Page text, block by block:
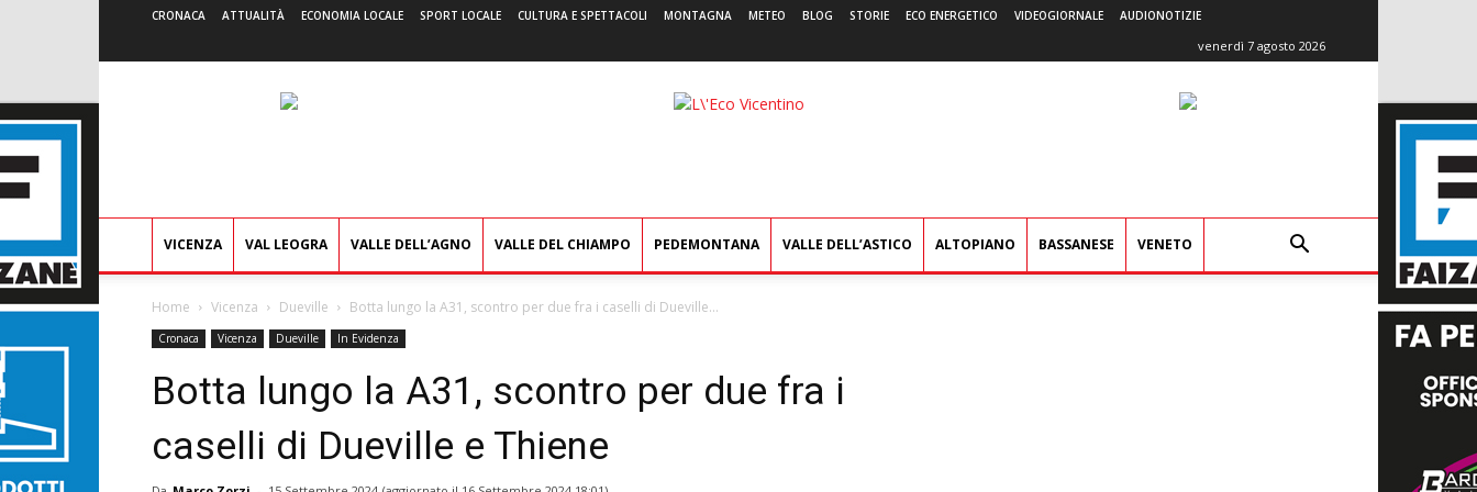
CRONACA ATTUALITÀ ECONOMIA LOCALE SPORT LOCALE CULTURA E SPETTACOLI MONTAGNA METEO BLOG STORIE ECO ENERGETICO VIDEOGIORNALE AUDIONOTIZIE
venerdì 7 agosto 2026
L'Eco
VICENZA VAL LEOGRA VALLE DELL’AGNO VALLE DEL CHIAMPO PEDEMONTANA VALLE DELL’ASTICO ALTOPIANO BASSANESE VENETO
Home Vicenza Dueville Botta lungo la A31, scontro per due fra i caselli di Dueville...
Cronaca Vicenza Dueville In Evidenza
Botta lungo la A31, scontro per due fra i
caselli di Dueville e Thiene